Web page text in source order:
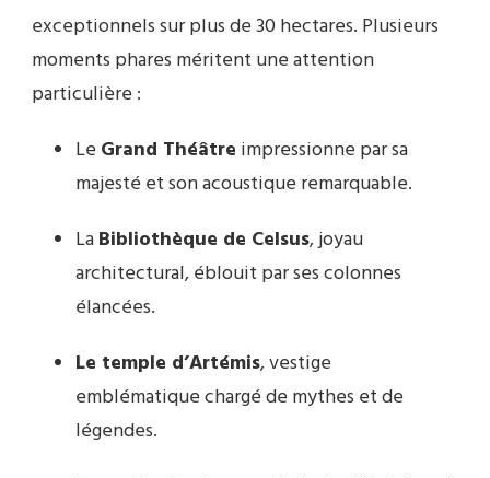
exceptionnels sur plus de 30 hectares. Plusieurs
moments phares méritent une attention
particulière :
Le Grand Théâtre impressionne par sa
majesté et son acoustique remarquable.
LaBibliothèque de Celsus, joyau
architectural, éblouit par ses colonnes
élancées.
Le temple d’Artémis, vestige
emblématique chargé de mythes et de
légendes.